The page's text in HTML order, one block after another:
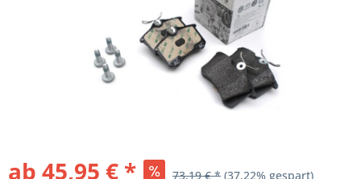
ab 45,95 € * 73,19 € * (37,22% gespart)